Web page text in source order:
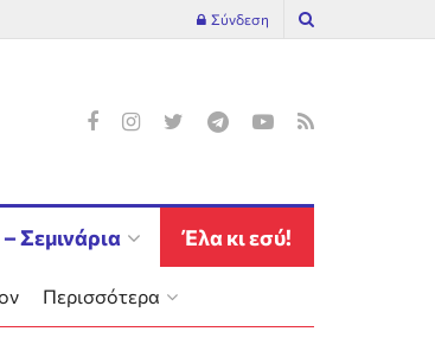
Σύνδεση
Σεμινάρια Έλα κι εσύ!
Περισσότερα